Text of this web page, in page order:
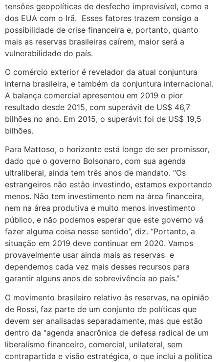
tensões geopolíticas de desfecho imprevisível, como a
dos EUA com o Irã. Esses fatores trazem consigo a
possibilidade de crise financeira e, portanto, quanto
mais as reservas brasileiras caírem, maior será a
vulnerabilidade do país.
O comércio exterior é revelador da atual conjuntura
interna brasileira, e também da conjuntura internacional.
A balança comercial apresentou em 2019 o pior
resultado desde 2015, com superávit de US$ 46,7
bilhões no ano. Em 2015, o superávit foi de US$ 19,5
bilhões.
Para Mattoso, o horizonte está longe de ser promissor,
dado que o governo Bolsonaro, com sua agenda
ultraliberal, ainda tem três anos de mandato. “Os
estrangeiros não estão investindo, estamos exportando
menos. Não tem investimento nem na área financeira,
nem na área produtiva e muito menos investimento
público, e não podemos esperar que este governo vá
fazer alguma coisa nesse sentido”, diz. “Portanto, a
situação em 2019 deve continuar em 2020. Vamos
provavelmente usar ainda mais as reservas e
dependemos cada vez mais desses recursos para
garantir alguns anos de sobrevivência ao país.”
O movimento brasileiro relativo às reservas, na opinião
de Rossi, faz parte de um conjunto de políticas que
devem ser analisadas separadamente, mas que estão
dentro da “agenda anacrônica de defesa radical de um
liberalismo financeiro, comercial, unilateral, sem
contrapartida e visão estratégica, o que inclui a política